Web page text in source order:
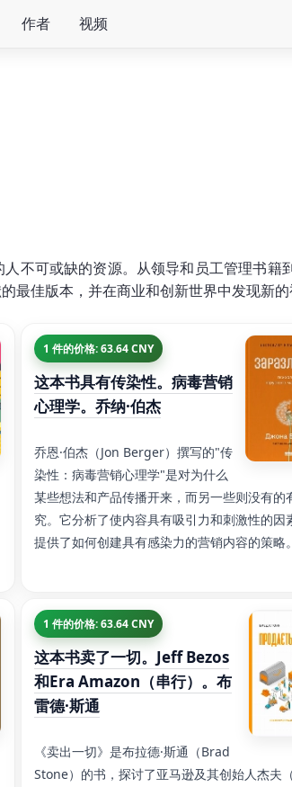
作者 视频
不可或缺的资源。从领导和员工管理书
最佳版本，并在商业和创新世界中发现新的
1 件的价格: 63.64 CNY
这本书具有传染性。病毒营销
心理学。乔纳·伯杰
乔恩·伯杰（Jon Berger）撰写的"传
染性：病毒营销心理学"是对为什么
某些想法和产品传播开来，而另一些则没有的
究。它分析了使内容具有吸引力和刺激性的因
提供了如何创建具有感染力的营销内容的策略。
1 件的价格: 63.64 CNY
这本书卖了一切。Jeff Bezos
和Era Amazon（串行）。布
雷德·斯通
《卖出一切》是布拉德·斯通（Brad
Stone）的书，探讨了亚马逊及其创始人杰夫